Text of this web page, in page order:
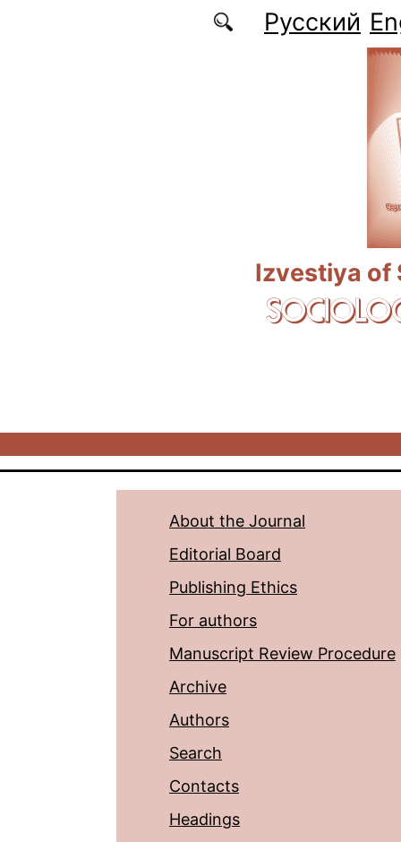
Русский
Izvestiya of
About the Journal
Editorial Board
Publishing Ethics
For authors
Manuscript Review Procedure
Archive
Authors
Search
Contacts
Headings